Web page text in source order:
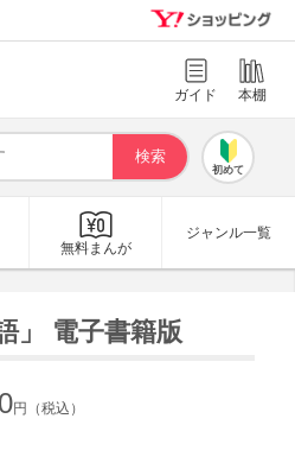
ガイド 本棚
初めて
無料まんが
ジャンル一覧
」 電子書籍版
円（税込）